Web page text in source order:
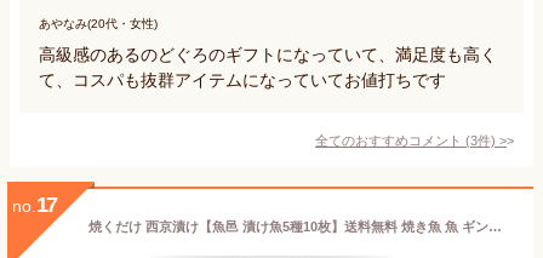
あやなみ(20代・女性)
高級感のあるのどぐろのギフトになっていて、満足度も高く
て、コスパも抜群アイテムになっていてお値打ちです
全てのおすすめコメント (3件) >
no. 17
焼くだけ 西京漬け【魚邑 漬け魚5種10枚】送料無料 焼き魚 魚 ギンダラ 詰め合わせ ギフトセット 冷凍食品 セット お礼 グルメ お祝い ギフト プレゼント 味噌漬 冷凍 惣菜 国内製造 のし対応 御礼 御祝 内祝 敬老の日 御歳暮